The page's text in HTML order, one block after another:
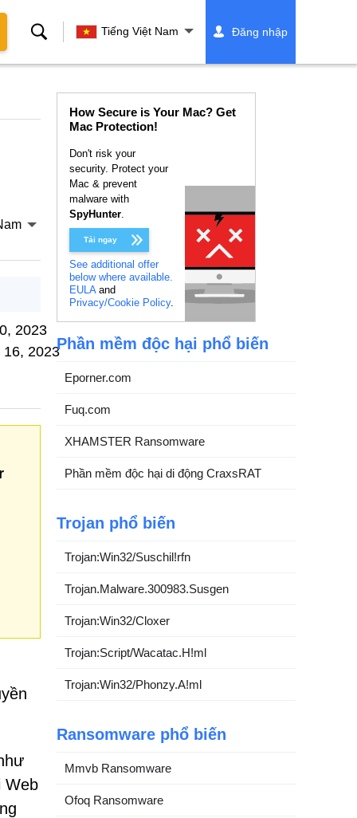
Tìm
kiếm
Tiếng Việt Nam Đăng nhập
2023
16, 2023
Web
How Secure is Your Mac? Get
Mac Protection!
Don't risk your
security. Protect your
Mac & prevent
malware with
SpyHunter.
Tải ngay
See additional offer
below where available.
EULAand
Privacy/Cookie Policy.
Phần mềm độc hại phổ biến
Eporner.com
Fuq.com
XHAMSTER Ransomware
Phần mềm độc hại di động CraxsRAT
Trojan phổ biến
Trojan:Win32/Suschil!rfn
Trojan.Malware.300983.Susgen
Trojan:Win32/Cloxer
Trojan:Script/Wacatac.H!ml
Trojan:Win32/Phonzy.A!ml
Ransomware phổ biến
Mmvb Ransomware
Ofoq Ransomware